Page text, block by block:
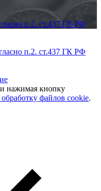
п.2. ст.437 ГК РФ
п.2. ст.437 ГК РФ
и нажимая кнопку
обработку файлов cookie.